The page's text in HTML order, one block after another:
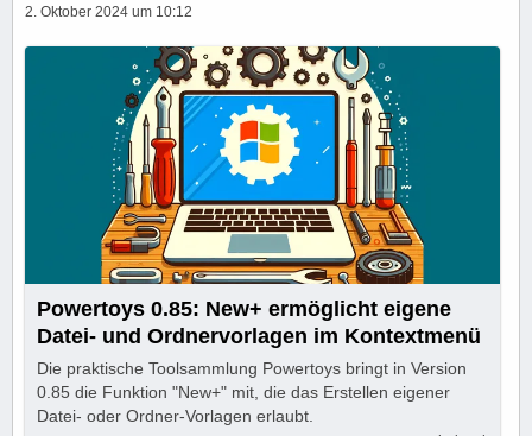
2. Oktober 2024 um 10:12
Powertoys 0.85: New+ ermöglicht eigene
Datei- und Ordnervorlagen im Kontextmenü
Die praktische Toolsammlung Powertoys bringt in Version
0.85 die Funktion "New+" mit, die das Erstellen eigener
Datei- oder Ordner-Vorlagen erlaubt.